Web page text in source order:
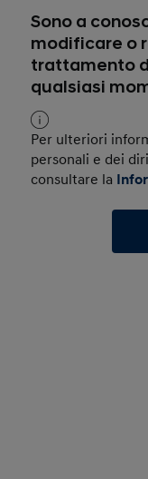
Sono a
modificare o
trattamento
qualsiasi
Per ulteriori
personali e dei
consultare la